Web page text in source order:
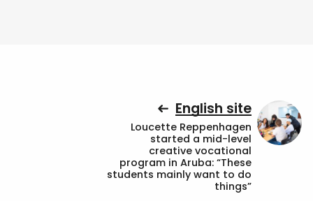
English site
Loucette Reppenhagen
started a mid-level
creative vocational
program in Aruba: “These
students mainly want to do
things”